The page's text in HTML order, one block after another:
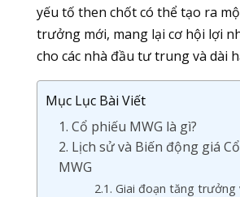
yếu tố then chốt có thể tạo ra
trưởng mới, mang lại cơ hội lợi
cho các nhà đầu tư trung và dài
Mục Lục Bài Viết
1. Cổ phiếu MWG là gì?
2. Lịch sử và Biến động giá
MWG
2.1. Giai đoạn tăng trưởng